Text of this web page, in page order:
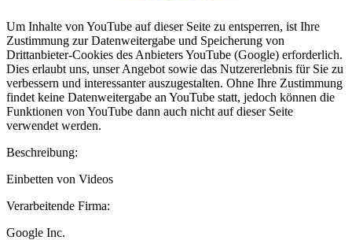
Um Inhalte von YouTube auf dieser Seite zu entsperren, ist Ihre
Zustimmung zur Datenweitergabe und Speicherung von
Drittanbieter-Cookies des Anbieters YouTube (Google) erforderlich.
Dies erlaubt uns, unser Angebot sowie das Nutzererlebnis für Sie zu
verbessern und interessanter auszugestalten. Ohne Ihre Zustimmung
findet keine Datenweitergabe an YouTube statt, jedoch können die
Funktionen von YouTube dann auch nicht auf dieser Seite
verwendet werden.
Beschreibung:
Einbetten von Videos
Verarbeitende Firma:
Google Inc.